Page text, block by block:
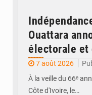
Ouattara
électorale et
7 août 2026
À la veille du 66ᵉ
Côte d'Ivoire, le…